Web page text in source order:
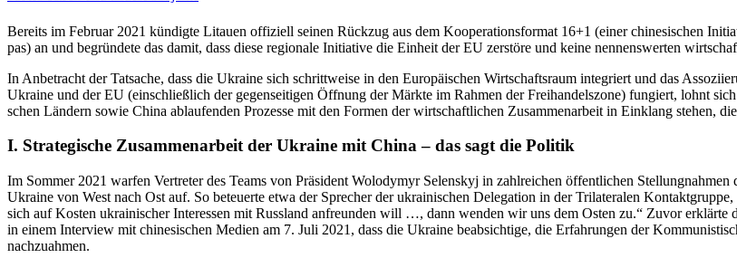
Bereits im Februar 2021 kün­digte Litauen offi­zi­ell seinen Rückzug aus dem Koope­ra­ti­ons­for­mat 16+1 (einer chi­ne­si­schen
pas) an und begrün­dete das damit, dass diese regio­nale Initia­tive die Einheit der EU zer­störe und keine nen­nens­wer­ten
In Anbe­tracht der Tat­sa­che, dass die Ukraine sich schritt­weise in den Euro­päi­schen Wirt­schafts­raum inte­griert und das
Ukraine und der EU (ein­schließ­lich der gegen­sei­ti­gen Öffnung der Märkte im Rahmen der Frei­han­dels­zone) fun­giert, lohnt
schen Ländern sowie China ablau­fen­den Pro­zesse mit den Formen der wirt­schaft­li­chen Zusam­men­ar­beit in Ein­klang stehen,
І. Stra­te­gi­sche Zusam­men­ar­beit der Ukraine mit China – das sagt die Politik
Im Sommer 2021 warfen Ver­tre­ter des Teams von Prä­si­dent Wolo­dymyr Selen­skyj in zahl­rei­chen öffent­li­chen
Ukraine von West nach Ost auf. So beteu­erte etwa der Spre­cher der ukrai­ni­schen Dele­ga­tion in der Tri­la­te­ra­len
sich auf Kosten ukrai­ni­scher Inter­es­sen mit Russ­land anfreun­den will …, dann wenden wir uns dem Osten zu.“ Zuvor
in einem Inter­view mit chi­ne­si­schen Medien am 7. Juli 2021, dass die Ukraine beab­sich­tige, die Erfah­run­gen der
nachzuahmen.